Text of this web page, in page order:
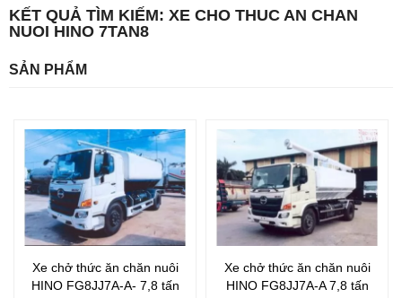
KẾT QUẢ TÌM KIẾM: XE CHO THUC AN CHAN
NUOI HINO 7TAN8
SẢN PHẨM
Xe chở thức ăn chăn nuôi
HINO FG8JJ7A-A- 7,8 tấn
Xe chở thức ăn chăn nuôi
HINO FG8JJ7A-A 7,8 tấn